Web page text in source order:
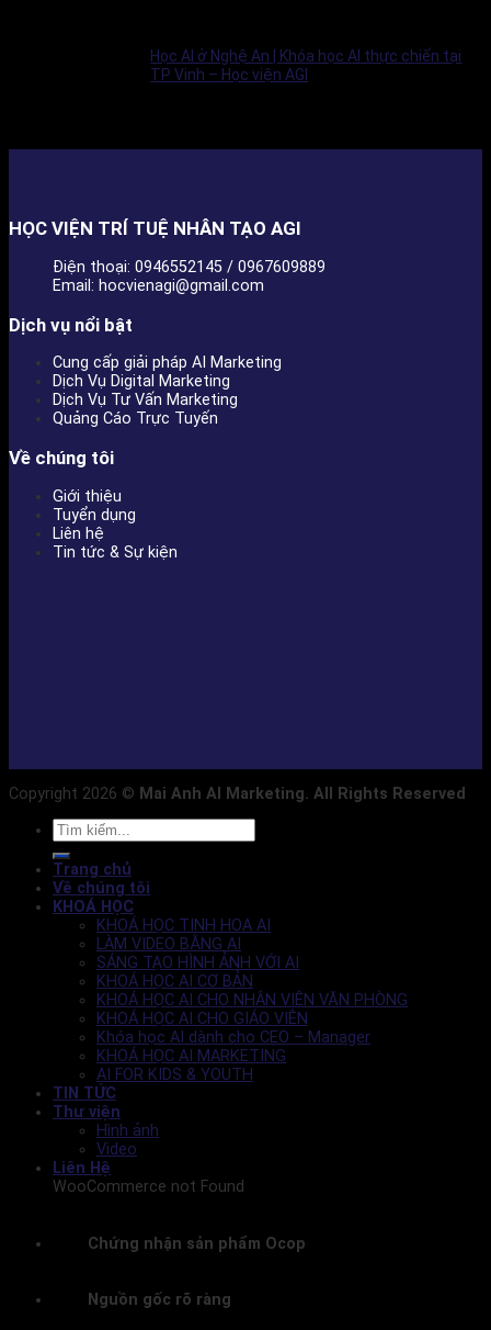
Học AI ở Nghệ An | Khóa học AI thực chiến tại
TP Vinh – Học viện AGI
HỌC VIỆN TRÍ TUỆ NHÂN TẠO AGI
Điện thoại: 0946552145 / 0967609889
Email: hocvienagi@gmail.com
Dịch vụ nổi bật
Cung cấp giải pháp AI Marketing
Dịch Vụ Digital Marketing
Dịch Vụ Tư Vấn Marketing
Quảng Cáo Trực Tuyến
Về chúng tôi
Giới thiệu
Tuyển dụng
Liên hệ
Tin tức & Sự kiện
Copyright 2026 © Mai Anh AI Marketing. All Rights Reserved
Trang chủ
Về chúng tôi
KHOÁ HỌC
KHOÁ HỌC TINH HOA AI
LÀM VIDEO BẰNG AI
SÁNG TẠO HÌNH ẢNH VỚI AI
KHOÁ HỌC AI CƠ BẢN
KHOÁ HỌC AI CHO NHÂN VIÊN VĂN PHÒNG
KHOÁ HỌC AI CHO GIÁO VIÊN
Khóa học AI dành cho CEO – Manager
KHOÁ HỌC AI MARKETING
AI FOR KIDS & YOUTH
TIN TỨC
Thư viện
Hình ảnh
Video
Liên Hệ
WooCommerce not Found
Chứng nhận sản phẩm Ocop
Nguồn gốc rõ ràng